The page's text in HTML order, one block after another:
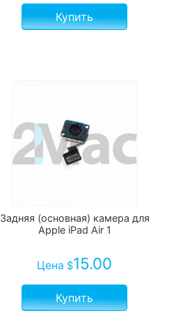
Купить
Задняя (основная) камера для
Apple iPad Air 1
Цена $15.00
Купить